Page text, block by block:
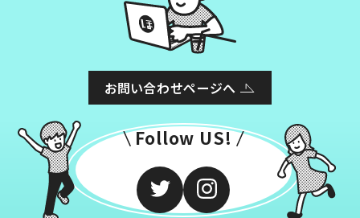
お問い合わせページへ
Follow US!